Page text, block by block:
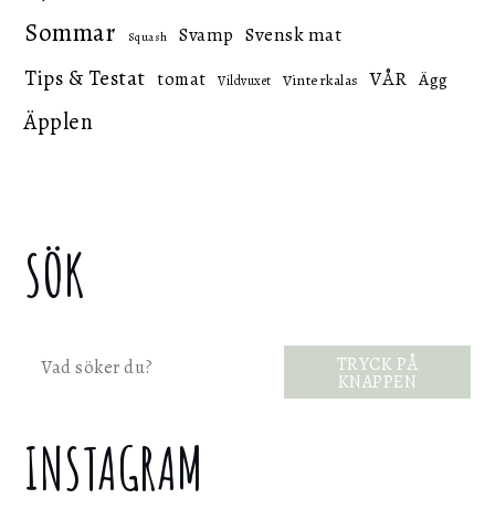
Sommar Squash Svamp Svensk mat
Tips & Testat tomat Vildvuxet Vinterkalas VÅR Ägg
Äpplen
SÖK
Sök TRYCK PÅ
KNAPPEN
INSTAGRAM